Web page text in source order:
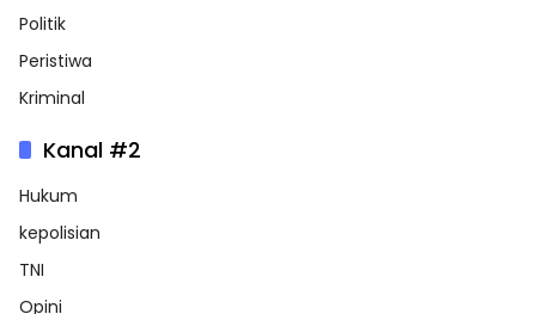
Politik
Peristiwa
Kriminal
Kanal #2
Hukum
kepolisian
TNI
Opini